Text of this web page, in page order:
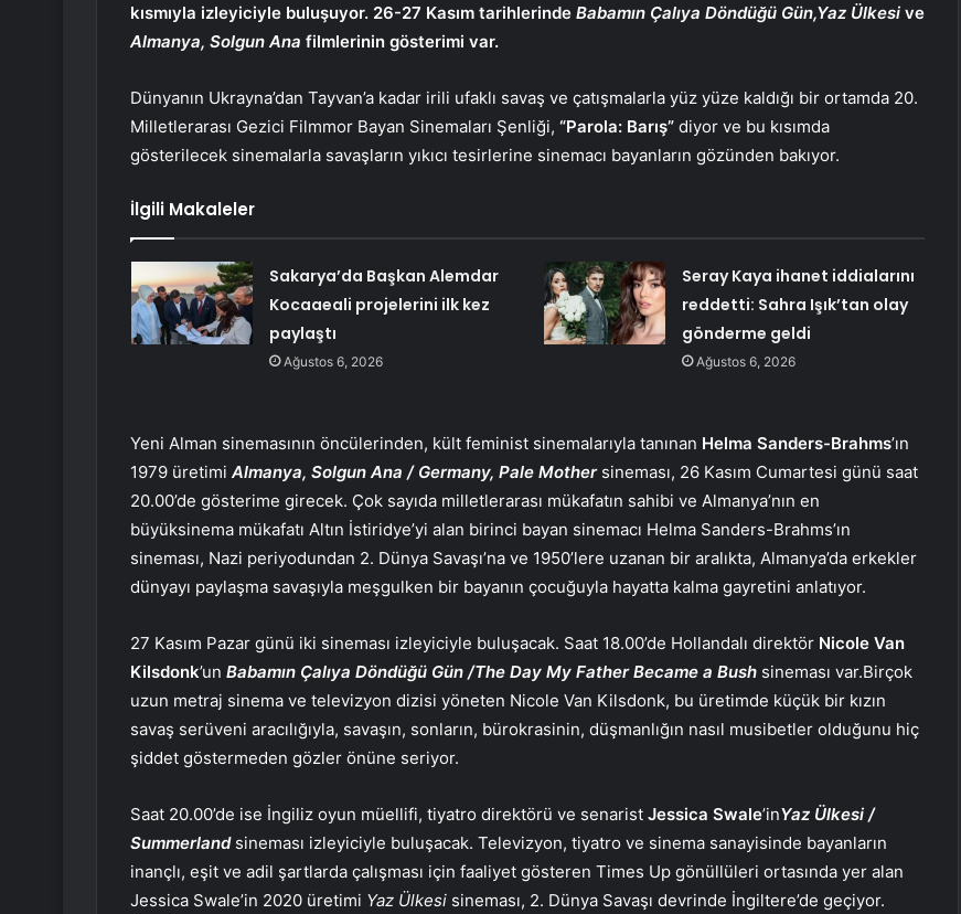
kısmıyla izleyiciyle buluşuyor. 26-27 Kasım tarihlerinde Babamın Çalıya Döndüğü Gün,Yaz Ülkesi ve
Almanya, Solgun Ana filmlerinin gösterimi var.
Dünyanın Ukrayna’dan Tayvan’a kadar irili ufaklı savaş ve çatışmalarla yüz yüze kaldığı bir ortamda 20.
Milletlerarası Gezici Filmmor Bayan Sinemaları Şenliği, “Parola: Barış” diyor ve bu kısımda
gösterilecek sinemalarla savaşların yıkıcı tesirlerine sinemacı bayanların gözünden bakıyor.
İlgili Makaleler
Sakarya’da Başkan Alemdar
Kocaaeali projelerini ilk kez
paylaştı
Ağustos 6, 2026
Seray Kaya ihanet iddialarını
reddetti: Sahra Işık’tan olay
gönderme geldi
Ağustos 6, 2026
Yeni Alman sinemasının öncülerinden, kült feminist sinemalarıyla tanınan Helma Sanders-Brahms’ın
1979 üretimi Almanya, Solgun Ana / Germany, Pale Mothersineması, 26 Kasım Cumartesi günü saat
20.00’de gösterime girecek. Çok sayıda milletlerarası mükafatın sahibi ve Almanya’nın en
büyüksinema mükafatı Altın İstiridye’yi alan birinci bayan sinemacı Helma Sanders-Brahms’ın
sineması, Nazi periyodundan 2. Dünya Savaşı’na ve 1950’lere uzanan bir aralıkta, Almanya’da erkekler
dünyayı paylaşma savaşıyla meşgulken bir bayanın çocuğuyla hayatta kalma gayretini anlatıyor.
27 Kasım Pazar günü iki sineması izleyiciyle buluşacak. Saat 18.00’de Hollandalı direktör Nicole Van
Kilsdonk’un Babamın Çalıya Döndüğü Gün /The Day My Father Became a Bush sineması var.Birçok
uzun metraj sinema ve televizyon dizisi yöneten Nicole Van Kilsdonk, bu üretimde küçük bir kızın
savaş serüveni aracılığıyla, savaşın, sonların, bürokrasinin, düşmanlığın nasıl musibetler olduğunu hiç
şiddet göstermeden gözler önüne seriyor.
Saat 20.00’de ise İngiliz oyun müellifi, tiyatro direktörü ve senarist Jessica Swale’inYaz Ülkesi /
Summerlandsineması izleyiciyle buluşacak. Televizyon, tiyatro ve sinema sanayisinde bayanların
inançlı, eşit ve adil şartlarda çalışması için faaliyet gösteren Times Up gönüllüleri ortasında yer alan
Jessica Swale’in 2020 üretimi Yaz Ülkesi sineması, 2. Dünya Savaşı devrinde İngiltere’de geçiyor.